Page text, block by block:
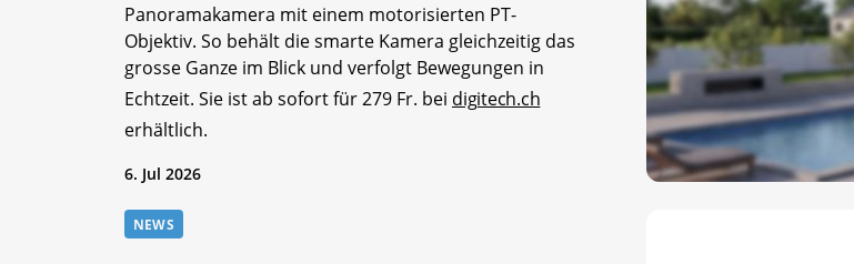
Panoramakamera mit einem motorisierten PT-
Objektiv. So behält die smarte Kamera gleichzeitig das
grosse Ganze im Blick und verfolgt Bewegungen in
Echtzeit. Sie ist ab sofort für 279 Fr. bei digitech.ch
erhältlich.
6. Jul 2026
NEWS